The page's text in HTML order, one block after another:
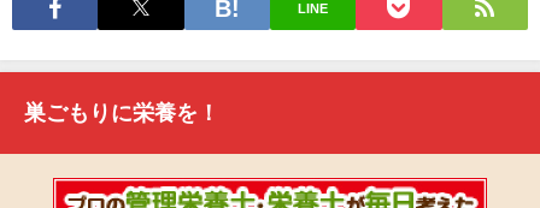
LINE
巣ごもりに栄養を！